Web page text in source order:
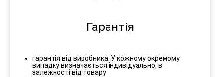
Гарантія
гарантія від виробника. У кожному окремому
випадку визначається індивідуально, в
залежності від товару